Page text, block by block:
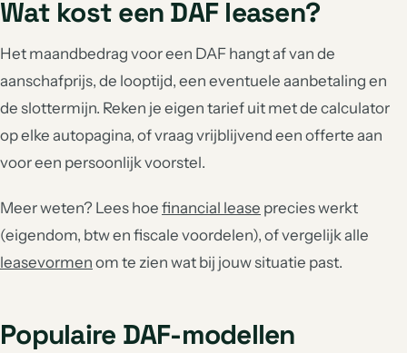
Wat kost een DAF leasen?
Het maandbedrag voor een DAF hangt af van de
aanschafprijs, de looptijd, een eventuele aanbetaling en
de slottermijn. Reken je eigen tarief uit met de calculator
op elke autopagina, of vraag vrijblijvend een offerte aan
voor een persoonlijk voorstel.
Meer weten? Lees hoe financial lease precies werkt
(eigendom, btw en fiscale voordelen), of vergelijk alle
leasevormen om te zien wat bij jouw situatie past.
Populaire DAF-modellen